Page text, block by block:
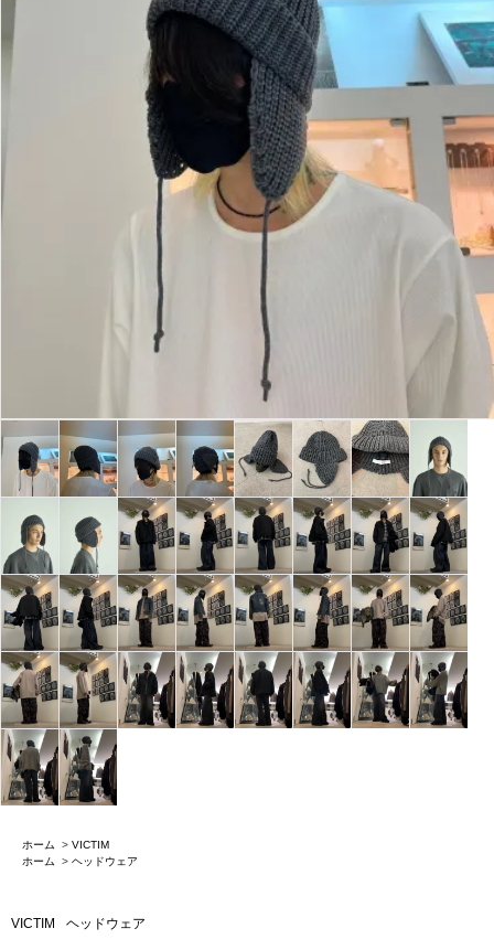
ホーム > VICTIM
ホーム
> ヘッドウェア
VICTIM ヘッドウェア